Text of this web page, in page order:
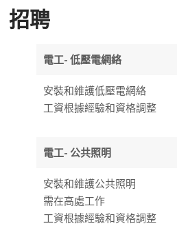
招聘
電工- 低壓電網絡
安裝和維護低壓電網絡
工資根據經驗和資格調整
電工- 公共照明
安裝和維護公共照明
需在高處工作
工資根據經驗和資格調整